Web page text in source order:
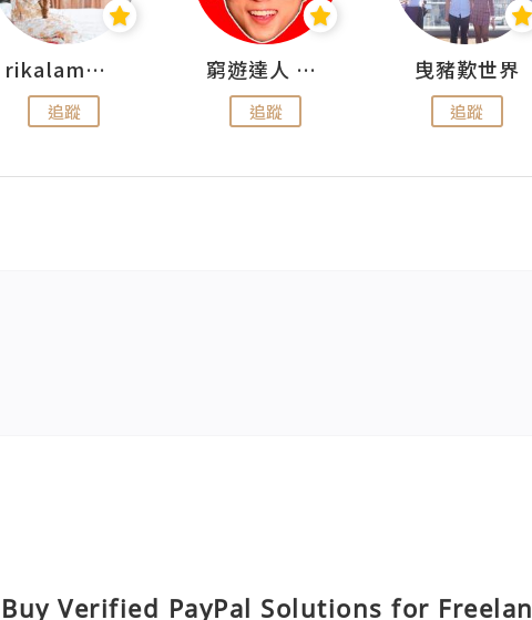
rikalammm
追蹤
窮遊達人 Mr.TravelGenius
追蹤
曳豬歎世界
追蹤
Buy Verified PayPal Solutions for Freelan